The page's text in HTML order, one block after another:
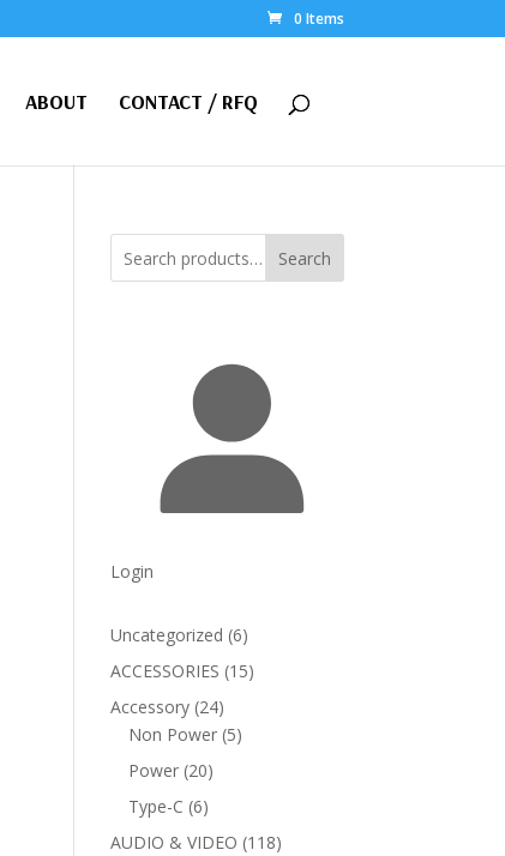
0 Items
ABOUT CONTACT / RFQ
Search
Login
Uncategorized 66
products
ACCESSORIES 1515
Accessory 2424
products
Non Power 55
Power 2020
Type-C 66
products
AUDIO & VIDEO 118118